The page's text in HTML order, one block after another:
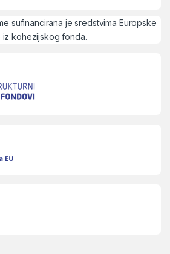
sufinancirana je sredstvima Europske
iz kohezijskog fonda.